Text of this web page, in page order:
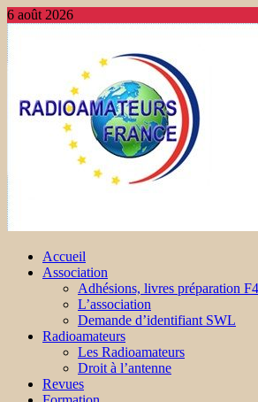
6 août 2026
Accueil
Association
Adhésions, livres préparation
L’association
Demande d’identifiant SWL
Radioamateurs
Les Radioamateurs
Droit à l’antenne
Revues